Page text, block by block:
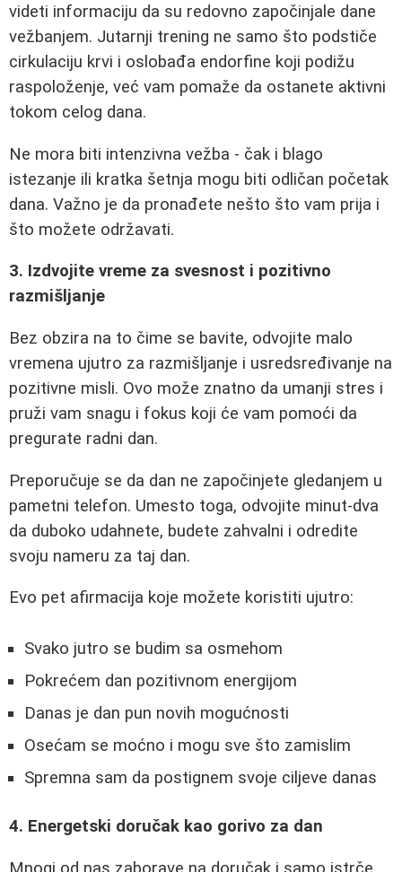
videti informaciju da su redovno započinjale dane
vežbanjem. Jutarnji trening ne samo što podstiče
cirkulaciju krvi i oslobađa endorfine koji podižu
raspoloženje, već vam pomaže da ostanete aktivni
tokom celog dana.
Ne mora biti intenzivna vežba - čak i blago
istezanje ili kratka šetnja mogu biti odličan početak
dana. Važno je da pronađete nešto što vam prija i
što možete održavati.
3. Izdvojite vreme za svesnost i pozitivno
razmišljanje
Bez obzira na to čime se bavite, odvojite malo
vremena ujutro za razmišljanje i usredsređivanje na
pozitivne misli. Ovo može znatno da umanji stres i
pruži vam snagu i fokus koji će vam pomoći da
pregurate radni dan.
Preporučuje se da dan ne započinjete gledanjem u
pametni telefon. Umesto toga, odvojite minut-dva
da duboko udahnete, budete zahvalni i odredite
svoju nameru za taj dan.
Evo pet afirmacija koje možete koristiti ujutro:
Svako jutro se budim sa osmehom
Pokrećem dan pozitivnom energijom
Danas je dan pun novih mogućnosti
Osećam se moćno i mogu sve što zamislim
Spremna sam da postignem svoje ciljeve danas
4. Energetski doručak kao gorivo za dan